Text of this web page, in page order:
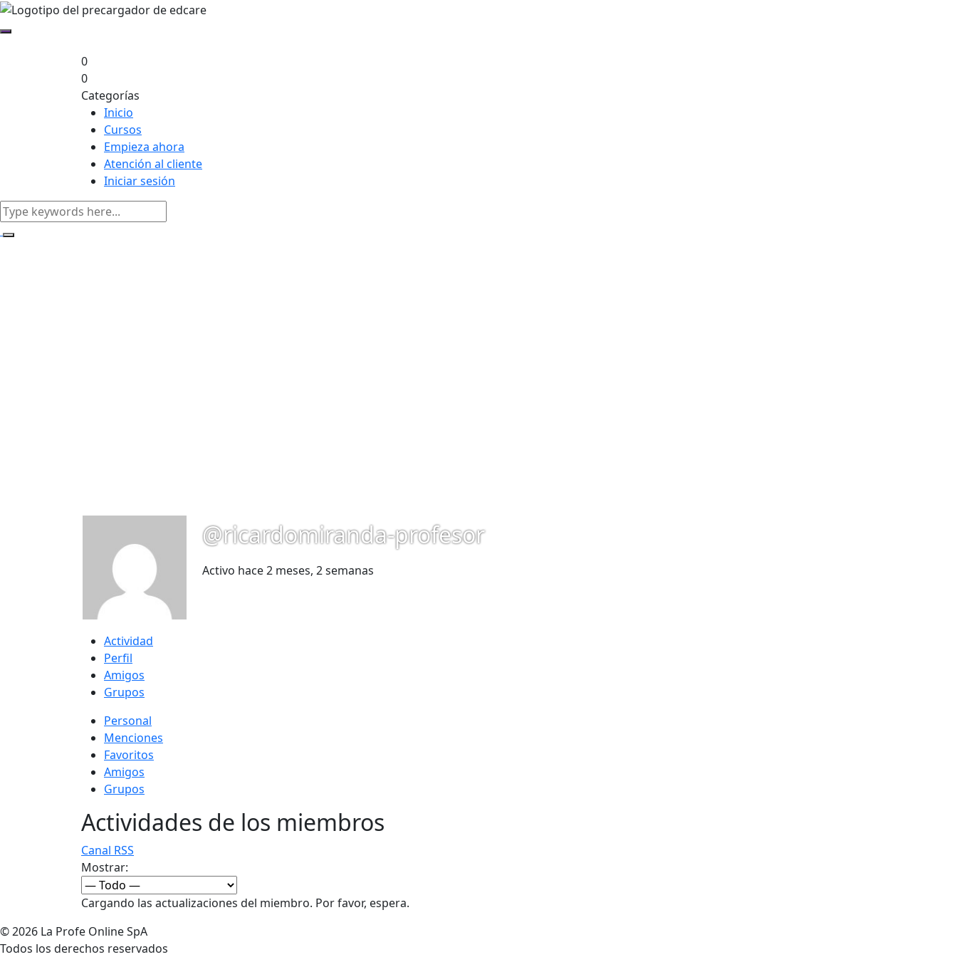
0
0
Categorías
Inicio
Cursos
Empieza ahora
Atención al cliente
Iniciar sesión
@ricardomiranda-profesor
Activo hace 2 meses, 2 semanas
Actividad
Perfil
Amigos
Grupos
Personal
Menciones
Favoritos
Amigos
Grupos
Actividades de los miembros
Canal RSS
Mostrar:
Cargando las actualizaciones del miembro. Por favor, espera.
© 2026 La Profe Online SpA
Todos los derechos reservados